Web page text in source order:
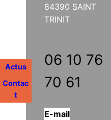
Actus
Contac
t
84390 SAINT
TRINIT
06 10 76
70 61
E-mail